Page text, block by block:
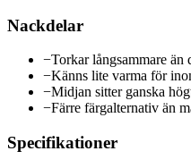
Nackdelar
−Torkar långsammare än
−Känns lite varma för
−Midjan sitter ganska
−Färre färgalternativ än
Specifikationer